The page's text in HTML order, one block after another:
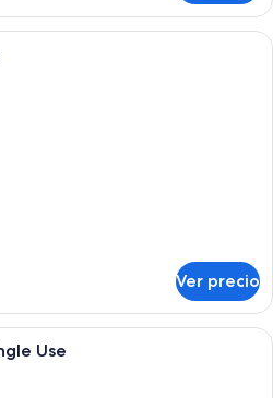
Habitación de hotel moderna con
Ver precio
Una habitación de hotel moderna
Use